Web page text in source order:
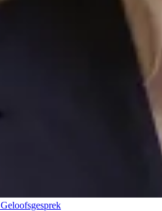
Geloofsgesprek